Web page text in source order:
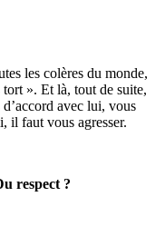
les colères du monde,
tort ». Et là, tout de suite,
d’accord avec lui, vous
il faut vous agresser.
respect ?